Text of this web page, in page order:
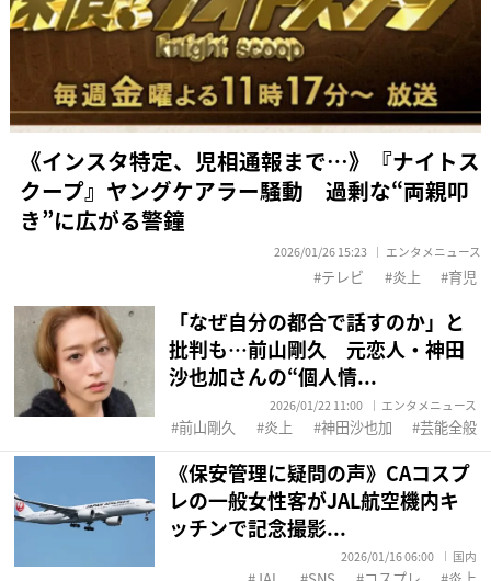
《インスタ特定、児相通報まで…》『ナイトス
クープ』ヤングケアラー騒動 過剰な“両親叩
き”に広がる警鐘
2026/01/26 15:23 エンタメニュース
テレビ 炎上 育児
「なぜ自分の都合で話すのか」と
批判も…前山剛久 元恋人・神田
沙也加さんの“個人情...
2026/01/22 11:00 エンタメニュース
前山剛久 炎上 神田沙也加 芸能全般
《保安管理に疑問の声》CAコスプ
レの一般女性客がJAL航空機内キ
ッチンで記念撮影...
2026/01/16 06:00 国内